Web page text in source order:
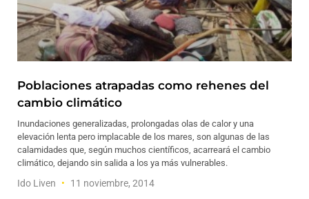
Poblaciones atrapadas como rehenes del
cambio climático
Inundaciones generalizadas, prolongadas olas de calor y una
elevación lenta pero implacable de los mares, son algunas de las
calamidades que, según muchos científicos, acarreará el cambio
climático, dejando sin salida a los ya más vulnerables.
Ido Liven 11 noviembre, 2014